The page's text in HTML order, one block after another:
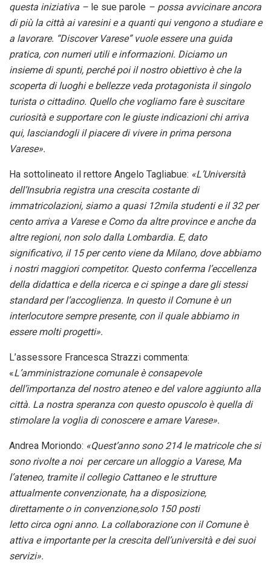
questa iniziativa – le sue parole – possa avvicinare ancora
di più la città ai varesini e a quanti qui vengono a studiare e
a lavorare. “Discover Varese” vuole essere una guida
pratica, con numeri utili e informazioni. Diciamo un
insieme di spunti, perché poi il nostro obiettivo è che la
scoperta di luoghi e bellezze veda protagonista il singolo
turista o cittadino. Quello che vogliamo fare è suscitare
curiosità e supportare con le giuste indicazioni chi arriva
qui, lasciandogli il piacere di vivere in prima persona
Varese».
Ha sottolineato il rettore Angelo Tagliabue: «L’Università
dell’Insubria registra una crescita costante di
immatricolazioni, siamo a quasi 12mila studenti e il 32 per
cento arriva a Varese e Como da altre province e anche da
altre regioni, non solo dalla Lombardia. E, dato
significativo, il 15 per cento viene da Milano, dove abbiamo
i nostri maggiori competitor. Questo conferma l’eccellenza
della didattica e della ricerca e ci spinge a dare gli stessi
standard per l’accoglienza. In questo il Comune è un
interlocutore sempre presente, con il quale abbiamo in
essere molti progetti».
L’assessore Francesca Strazzi commenta:
«L’amministrazione comunale è consapevole
dell’importanza del nostro ateneo e del valore aggiunto alla
città. La nostra speranza con questo opuscolo è quella di
stimolare la voglia di conoscere e amare Varese».
Andrea Moriondo: «Quest’anno sono 214 le matricole che si
sono rivolte a noi per cercare un alloggio a Varese, Ma
l’ateneo, tramite il collegio Cattaneo e le strutture
attualmente convenzionate, ha a disposizione,
direttamente o in convenzione,solo 150 posti
letto circa ogni anno. La collaborazione con il Comune è
attiva e importante per la crescita dell’università e dei suoi
servizi».